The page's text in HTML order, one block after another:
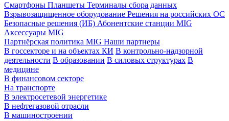
Смартфоны Планшеты Терминалы сбора данных
Взрывозащищенное оборудование Решения на российских ОС
Безопасные решения (ИБ) Абонентские станции MIG
Аксессуары MIG
Партнёрская политика MIG Наши партнеры
В госсекторе и на объектах КИ В контрольно-надзорной
деятельности В образовании В силовых структурах В
медицине
В финансовом секторе
На транспорте
В электросетевой энергетике
В нефтегазовой отрасли
В машиностроении